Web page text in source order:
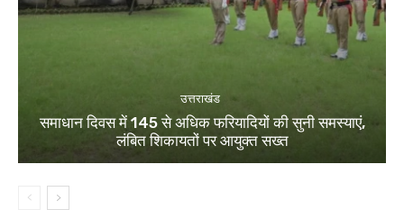
उत्तराखंड
समाधान दिवस में 145 से अधिक फरियादियों की सुनी समस्याएं,
लंबित शिकायतों पर आयुक्त सख्त